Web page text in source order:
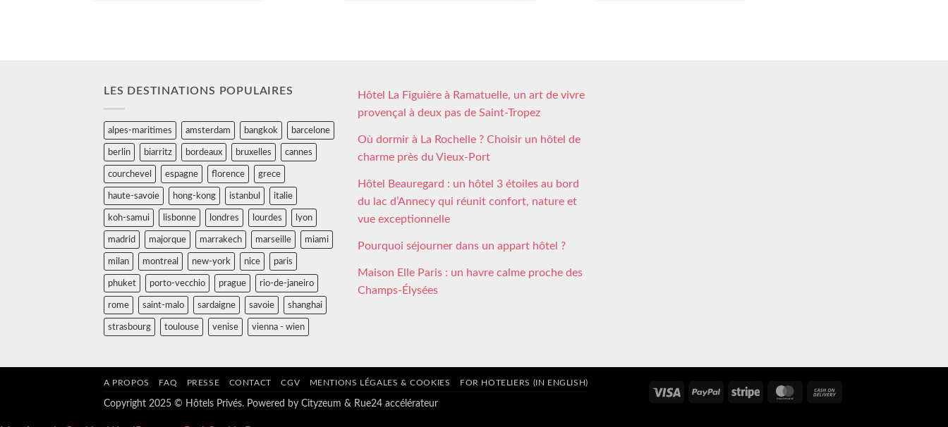
LES DESTINATIONS POPULAIRES
alpes-maritimes amsterdam bangkok barcelone
berlin biarritz bordeaux bruxelles cannes
courchevel espagne florence grece
haute-savoie hong-kong istanbul italie
koh-samui lisbonne londres lourdes lyon
madrid majorque marrakech marseille miami
milan montreal new-york nice paris
phuket porto-vecchio prague rio-de-janeiro
rome saint-malo sardaigne savoie shanghai
strasbourg toulouse venise vienna - wien
Hôtel La Figuière à Ramatuelle, un art de vivre
provençal à deux pas de Saint-Tropez
Où dormir à La Rochelle ? Choisir un hôtel de
charme près du Vieux-Port
Hôtel Beauregard : un hôtel 3 étoiles au bord
du lac d’Annecy qui réunit confort, nature et
vue exceptionnelle
Pourquoi séjourner dans un appart hôtel ?
Maison Elle Paris : un havre calme proche des
Champs-Élysées
Visa PayPal Stripe MasterCard
A PROPOS FAQ PRESSE CONTACT CGV MENTIONS LÉGALES & COOKIES FOR HOTELIERS (IN ENGLISH)
Copyright 2025 © Hôtels Privés. Powered by Cityzeum & Rue24 accélérateur